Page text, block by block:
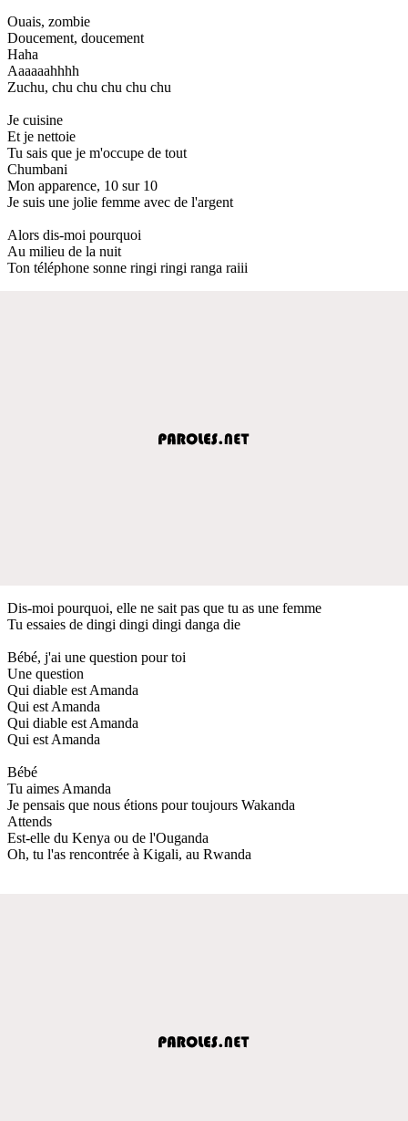
Ouais, zombie
Doucement, doucement
Haha
Aaaaaahhhh
Zuchu, chu chu chu chu chu
Je cuisine
Et je nettoie
Tu sais que je m'occupe de tout
Chumbani
Mon apparence, 10 sur 10
Je suis une jolie femme avec de l'argent
Alors dis-moi pourquoi
Au milieu de la nuit
Ton téléphone sonne ringi ringi ranga raiii
Dis-moi pourquoi, elle ne sait pas que tu as une femme
Tu essaies de dingi dingi dingi danga die
Bébé, j'ai une question pour toi
Une question
Qui diable est Amanda
Qui est Amanda
Qui diable est Amanda
Qui est Amanda
Bébé
Tu aimes Amanda
Je pensais que nous étions pour toujours Wakanda
Attends
Est-elle du Kenya ou de l'Ouganda
Oh, tu l'as rencontrée à Kigali, au Rwanda